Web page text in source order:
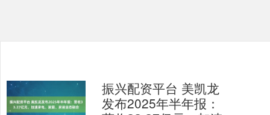
振兴配资平台 美凯龙
发布2025年半年报：